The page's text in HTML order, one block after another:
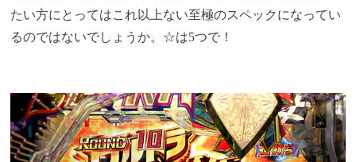
たい方にとってはこれ以上ない至極のスペックになってい
るのではないでしょうか。☆は5つで！